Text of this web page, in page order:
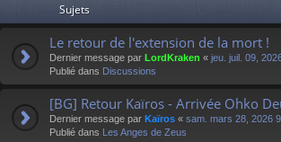
Sujets
Le retour de l'extension de la mort !
Dernier message par LordKraken « jeu. juil. 09,
Publié dans Discussions
[BG] Retour Kaïros - Arrivée Ohko
Dernier message par Kaïros « sam. mars 28, 2026
Publié dans Les Anges de Zeus